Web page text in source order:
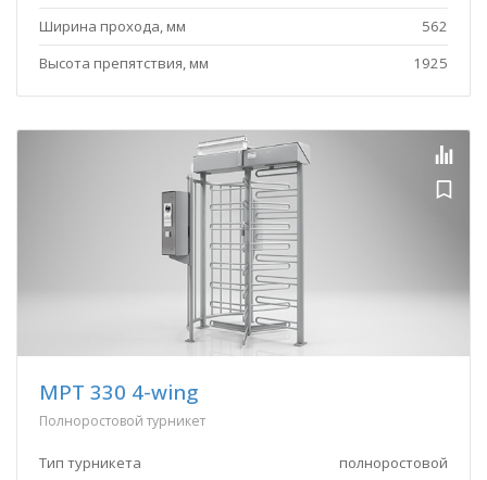
Ширина прохода, мм
562
Высота препятствия, мм
1925
MPT 330 4-wing
Полноростовой турникет
Тип турникета
полноростовой